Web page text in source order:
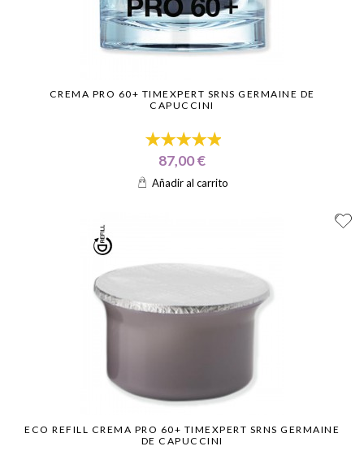
CREMA PRO 60+ TIMEXPERT SRNS GERMAINE DE
CAPUCCINI
87,00 €
Añadir al carrito
ECO REFILL CREMA PRO 60+ TIMEXPERT SRNS GERMAINE
DE CAPUCCINI